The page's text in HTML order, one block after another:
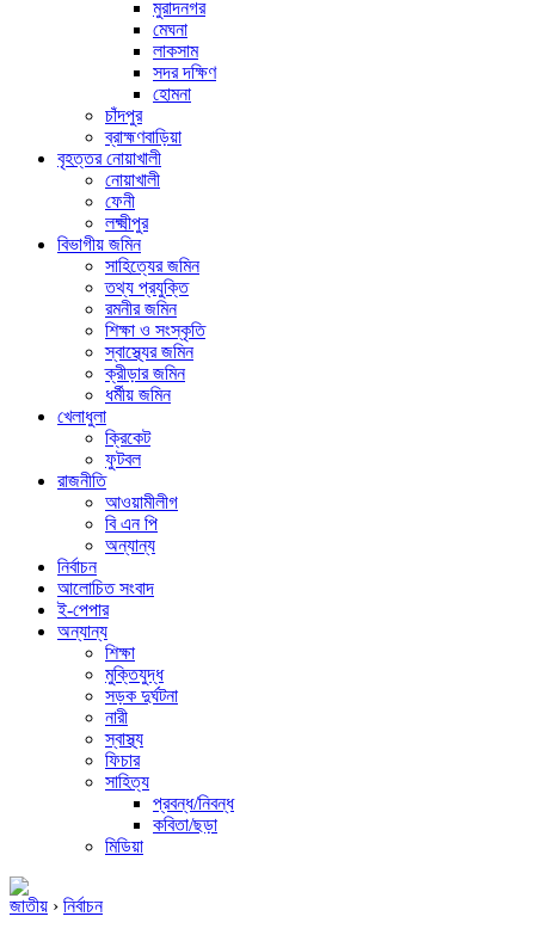
মুরাদনগর
মেঘনা
লাকসাম
সদর দক্ষিণ
হোমনা
চাঁদপুর
ব্রাহ্মণবাড়িয়া
বৃহত্তর নোয়াখালী
নোয়াখালী
ফেনী
লক্ষ্মীপুর
বিভাগীয় জমিন
সাহিত্যের জমিন
তথ্য প্রযুক্তি
রমনীর জমিন
শিক্ষা ও সংস্কৃতি
স্বাস্থ্যের জমিন
ক্রীড়ার জমিন
ধর্মীয় জমিন
খেলাধুলা
ক্রিকেট
ফুটবল
রাজনীতি
আওয়ামীলীগ
বি এন পি
অন্যান্য
নির্বাচন
আলোচিত সংবাদ
ই-পেপার
অন্যান্য
শিক্ষা
মুক্তিযুদ্ধ
সড়ক দুর্ঘটনা
নারী
স্বাস্থ্য
ফিচার
সাহিত্য
প্রবন্ধ/নিবন্ধ
কবিতা/ছড়া
মিডিয়া
জাতীয় › নির্বাচন